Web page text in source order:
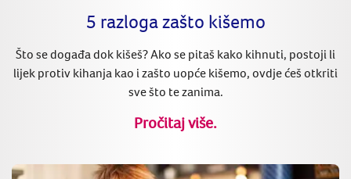
5 razloga zašto kišemo
Što se događa dok kišeš? Ako se pitaš kako kihnuti, postoji li
lijek protiv kihanja kao i zašto uopće kišemo, ovdje ćeš otkriti
sve što te zanima.
Pročitaj više.